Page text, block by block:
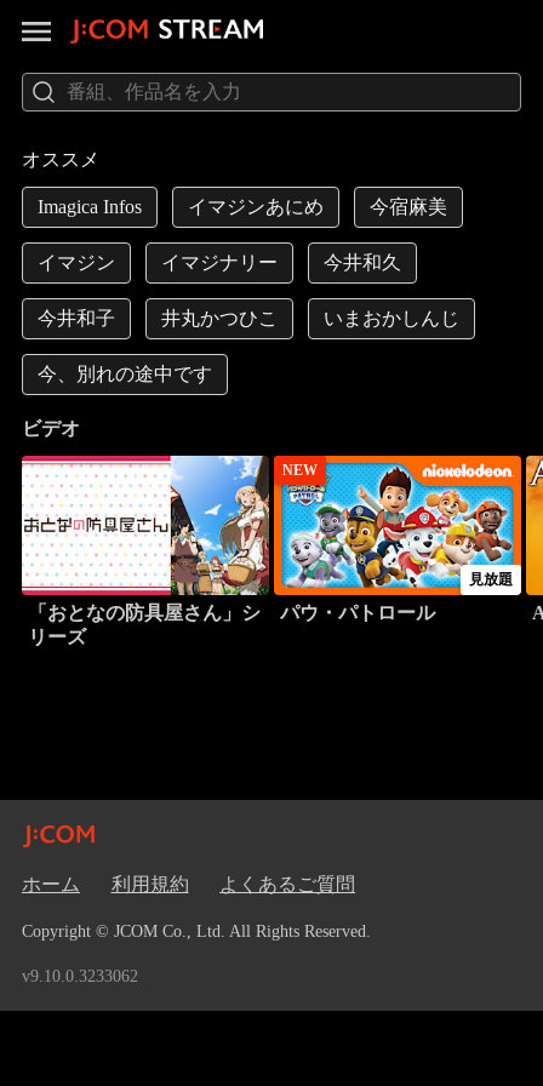
オススメ
Imagica Infos イマジンあにめ 今宿麻美
イマジン イマジナリー 今井和久
今井和子 井丸かつひこ いまおかしんじ
今、別れの途中です
ビデオ
「おとなの防具屋さん」シ
リーズ
NEW
見放題
パウ・パトロール
ホーム 利用規約 よくあるご質問
Copyright © JCOM Co., Ltd. All Rights Reserved.
v9.10.0.3233062